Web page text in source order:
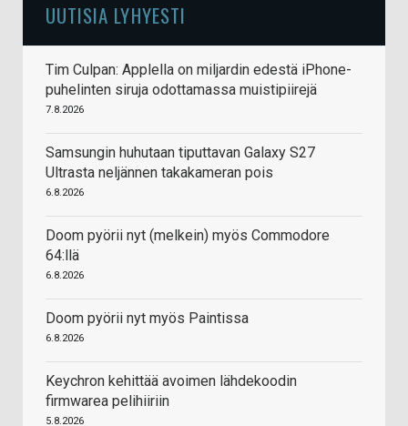
UUTISIA LYHYESTI
Tim Culpan: Applella on miljardin edestä iPhone-
puhelinten siruja odottamassa muistipiirejä
7.8.2026
Samsungin huhutaan tiputtavan Galaxy S27
Ultrasta neljännen takakameran pois
6.8.2026
Doom pyörii nyt (melkein) myös Commodore
64:llä
6.8.2026
Doom pyörii nyt myös Paintissa
6.8.2026
Keychron kehittää avoimen lähdekoodin
firmwarea pelihiiriin
5.8.2026